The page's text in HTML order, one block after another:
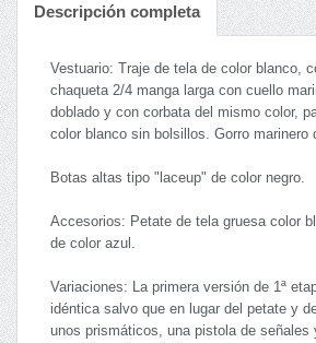
Descripción completa
Vestuario: Traje de tela de color blanco,
chaqueta 2/4 manga larga con cuello
doblado y con corbata del mismo color,
color blanco sin bolsillos. Gorro marinero
Botas altas tipo "laceup" de color negro.
Accesorios: Petate de tela gruesa color
de color azul.
Variaciones: La primera versión de 1ª
idéntica salvo que en lugar del petate y
unos prismáticos, una pistola de señales